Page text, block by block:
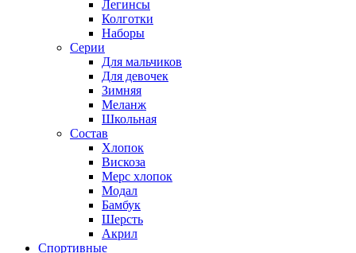
Легинсы
Колготки
Наборы
Серии
Для мальчиков
Для девочек
Зимняя
Меланж
Школьная
Состав
Хлопок
Вискоза
Мерс хлопок
Модал
Бамбук
Шерсть
Акрил
Спортивные